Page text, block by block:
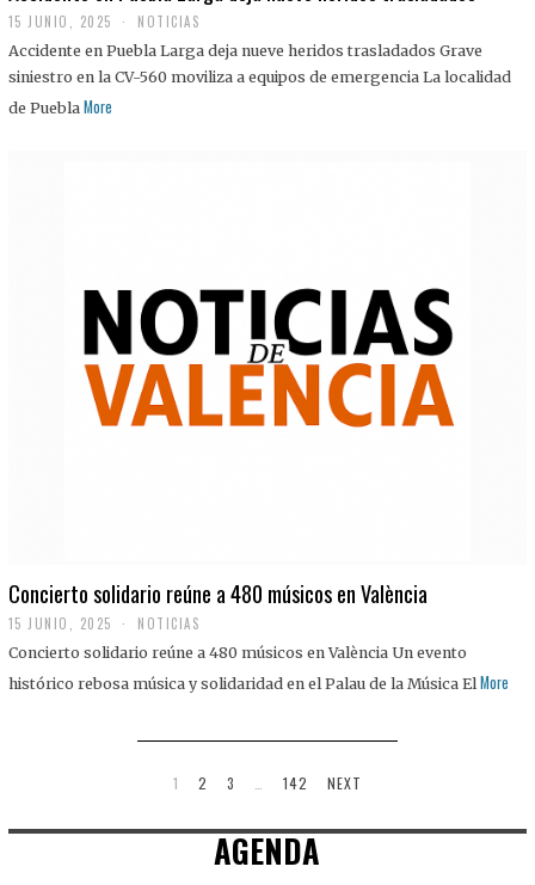
15 JUNIO, 2025 NOTICIAS
Accidente en Puebla Larga deja nueve heridos trasladados Grave
siniestro en la CV-560 moviliza a equipos de emergencia La localidad
de Puebla More
Concierto solidario reúne a 480 músicos en València
15 JUNIO, 2025 NOTICIAS
Concierto solidario reúne a 480 músicos en València Un evento
histórico rebosa música y solidaridad en el Palau de la Música El More
1 2 3 142 NEXT
AGENDA